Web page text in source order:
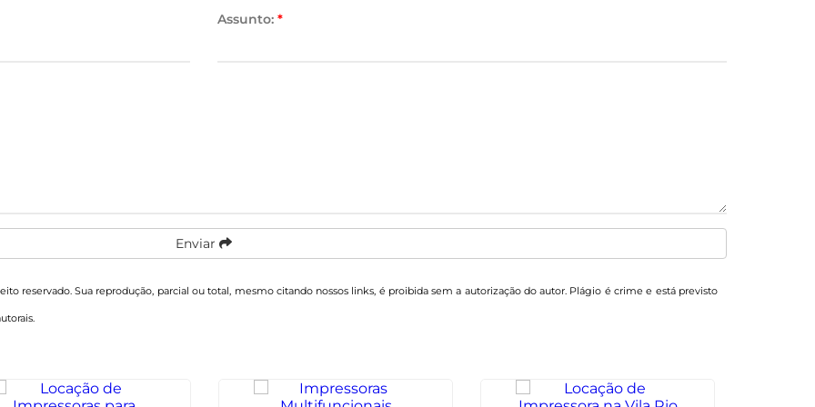
Assunto: *
Enviar
reservado. Sua reprodução, parcial ou total, mesmo citando nossos links, é proibida sem a autorização do autor. Plágio é crime e está previsto
.